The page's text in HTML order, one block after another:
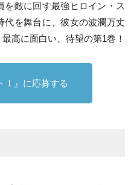
を敵に回す最強ヒロイン・ス
代を舞台に、彼女の波瀾万丈
高に面白い、待望の第1巻！
Ⅰ』に応募する